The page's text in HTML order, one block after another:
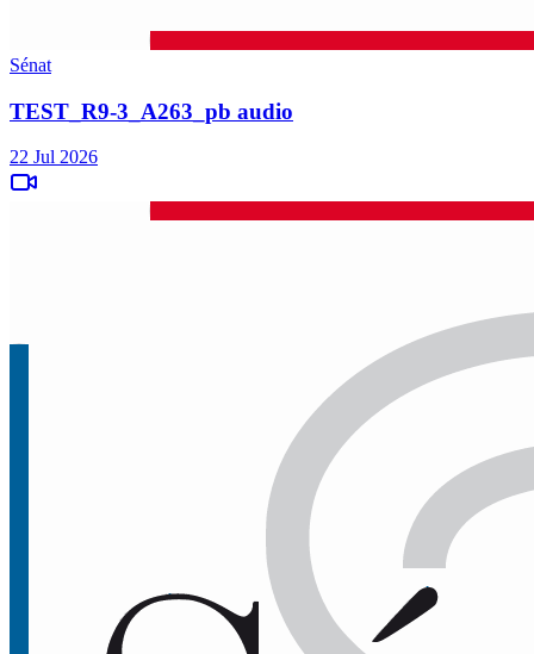
Sénat
TEST_R9-3_A263_pb audio
22 Jul 2026